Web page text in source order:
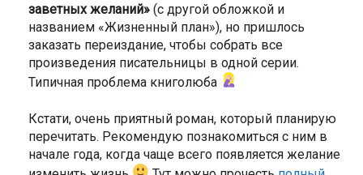
заветных желаний» (с другой обложкой и
названием «Жизненный план»), но пришлось
заказать переиздание, чтобы собрать все
произведения писательницы в одной серии.
Типичная проблема книголюба
Кстати, очень приятный роман, который планирую
перечитать. Рекомендую познакомиться с ним в
начале года, когда чаще всего появляется желание